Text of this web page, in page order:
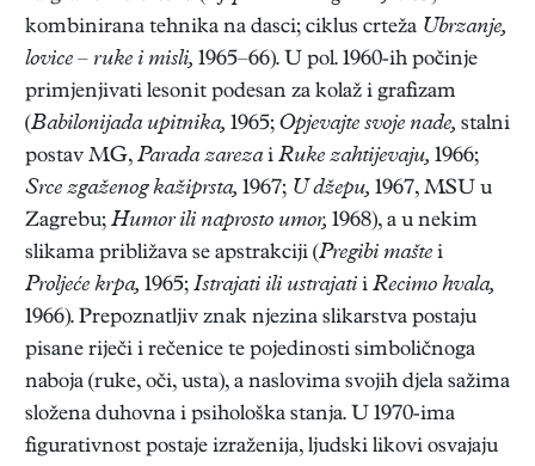
kombinirana tehnika na dasci; ciklus crteža Ubrzanje,
lovice – ruke i misli, 1965–66). U pol. 1960-ih počinje
primjenjivati lesonit podesan za kolaž i grafizam
(Babilonijada upitnika, 1965; Opjevajte svoje nade, stalni
postav MG, Parada zarezai Ruke zahtijevaju, 1966;
Srce zgaženog kažiprsta, 1967; U džepu, 1967, MSU u
Zagrebu; Humor ili naprosto umor, 1968), a u nekim
slikama približava se apstrakciji (Pregibi mašte i
Proljeće krpa, 1965; Istrajati ili ustrajati i Recimo hvala,
1966). Prepoznatljiv znak njezina slikarstva postaju
pisane riječi i rečenice te pojedinosti simboličnoga
naboja (ruke, oči, usta), a naslovima svojih djela sažima
složena duhovna i psihološka stanja. U 1970-ima
figurativnost postaje izraženija, ljudski likovi osvajaju